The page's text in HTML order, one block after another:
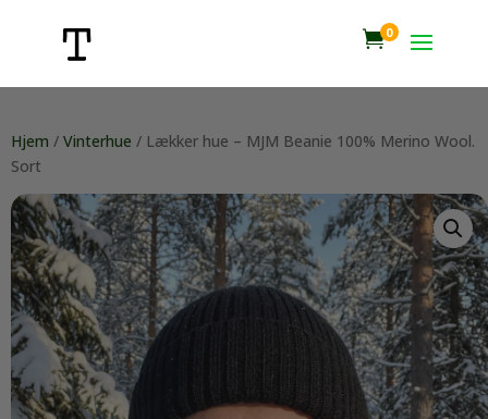
0
Hjem / Vinterhue / Lækker hue – MJM Beanie 100% Merino Wool.
Sort